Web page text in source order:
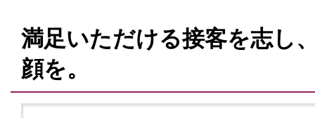
満足いただける接客を志し
顔を。